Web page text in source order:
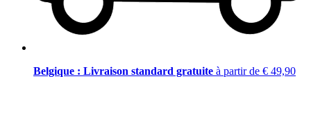
Belgique : Livraison standard gratuite à partir de € 49,90